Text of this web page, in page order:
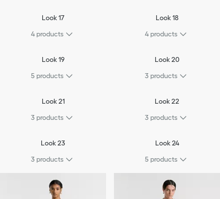
Look 17
4 products
Look 18
4 products
Look 19
5 products
Look 20
3 products
Look 21
3 products
Look 22
3 products
Look 23
3 products
Look 24
5 products